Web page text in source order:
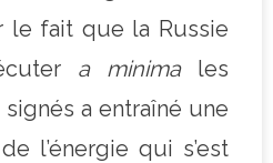
le fait que la Russie
a minimales
a entraîné une
l’énergie qui s’est